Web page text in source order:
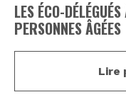
LES ÉCO-
PERSONNES ÂGÉES
Lire